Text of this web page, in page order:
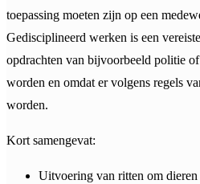
toepassing moeten zijn op een
Gedisciplineerd werken is een
opdrachten van bijvoorbeeld politie
worden en omdat er volgens regels
worden.
Kort samengevat:
Uitvoering van ritten om dieren